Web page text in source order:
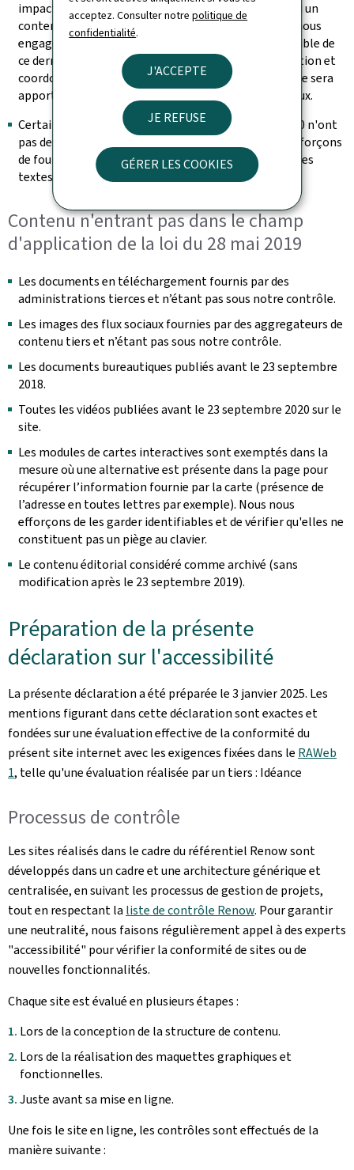
acceptez. Consulter notrepolitique de
confidentialité.
J'ACCEPTE
JE REFUSE
GÉRER LES COOKIES
impactant ne bloquent pas l’accès à l’information. Si un
contenu s’avérait malgré tout non accessible, nous nous
engageons à fournir sur demande une version accessible de
ce dernier (se référer à la section « Retour d'information et
coordonnées de contact »). Une attention particulière sera
apportée à la rédaction des futurs contenus éditoriaux.
Certaines vidéos publiées après le 23 septembre 2020 n'ont
pas de transcription textuelle adaptée. Nous nous efforçons
de fournir les messages transmis dans la vidéo dans les
textes environnants
Contenu n'entrant pas dans le champ
d'application de la loi du 28 mai 2019
Les documents en téléchargement fournis par des
administrations tierces et n’étant pas sous notre contrôle.
Les images des flux sociaux fournies par des aggregateurs de
contenu tiers et n’étant pas sous notre contrôle.
Les documents bureautiques publiés avant le 23 septembre
2018.
Toutes les vidéos publiées avant le 23 septembre 2020 sur le
site.
Les modules de cartes interactives sont exemptés dans la
mesure où une alternative est présente dans la page pour
récupérer l’information fournie par la carte (présence de
l’adresse en toutes lettres par exemple). Nous nous
efforçons de les garder identifiables et de vérifier qu'elles ne
constituent pas un piège au clavier.
Le contenu éditorial considéré comme archivé (sans
modification après le 23 septembre 2019).
Préparation de la présente
déclaration sur l'accessibilité
La présente déclaration a été préparée le3 janvier 2025. Les
mentions figurant dans cette déclaration sont exactes et
fondées sur une évaluation effective de la conformité du
présent site internet avec les exigences fixées dans le RAWeb
1, telle qu'une évaluation réalisée par un tiers : Idéance
Processus de contrôle
Les sites réalisés dans le cadre du référentiel Renow sont
développés dans un cadre et une architecture générique et
centralisée, en suivant les processus de gestion de projets,
tout en respectant la liste de contrôle Renow. Pour garantir
une neutralité, nous faisons régulièrement appel à des experts
"accessibilité" pour vérifier la conformité de sites ou de
nouvelles fonctionnalités.
Chaque site est évalué en plusieurs étapes :
Lors de la conception de la structure de contenu.
Lors de la réalisation des maquettes graphiques et
fonctionnelles.
Juste avant sa mise en ligne.
Une fois le site en ligne, les contrôles sont effectués de la
manière suivante :